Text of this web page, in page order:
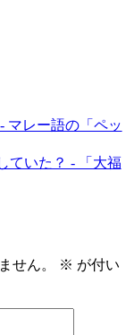
マレー語の「ペッ
ていた？ - 「大福
せん。 ※ が付い